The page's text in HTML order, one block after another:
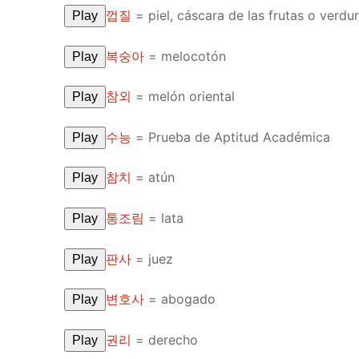
UNIT 5
About Us
Lesson list
Play 껍질 = piel, cáscara de las frutas o
Play 복숭아 = melocotón
Play 참외 = melón oriental
Play 수능 = Prueba de Aptitud Académica
Play 참치 = atún
Play 통조림 = lata
Play 판사 = juez
Play 변호사 = abogado
Play 권리 = derecho